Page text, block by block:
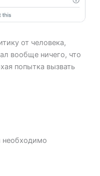
от человека,
вообще ничего, что
попытка вызвать
необходимо